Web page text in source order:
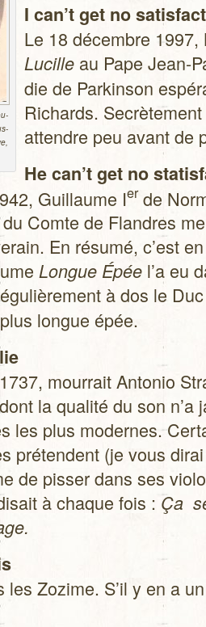
I can’t get no
Le 18 décembre
Lucille au Pape Jean-
die de Par­kin­son
Richards.
attendre peu avant de
He can’t get no
Guillaume Ierde
Comte de Flandres
En résumé, c’est
Longue Épée l’a eu
à dos le
longue épée.
mour­rait Anto­nio
la qua­lité du son
les plus modernes.
pré­tendent (je vous
de pis­ser dans ses
à chaque fois : Ça
les Zozime. S’il y en a